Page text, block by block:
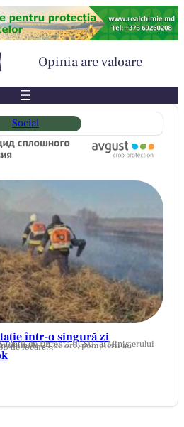
Opinia are valoare
Social
într-o singură zi
au intervenit pentru stingerea a 38 de focare…